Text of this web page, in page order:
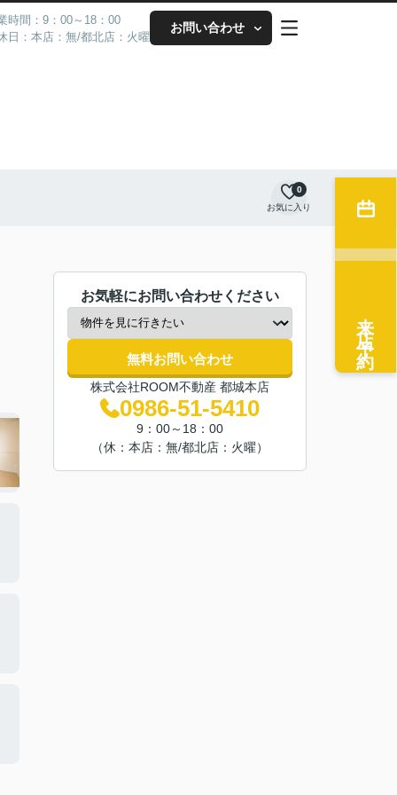
時間：9：00～18：00
日：本店：無/都北店：火曜
お問い合わせ
お気に入り
0
お気軽にお問い合わせください
無料お問い合わせ
株式会社ROOM不動産 都城本店
0986-51-5410
9：00～18：00
（休：本店：無/都北店：火曜）
来店予約